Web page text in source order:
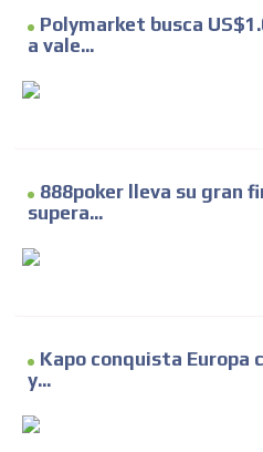
Polymarket busca
a vale...
888poker lleva su gran
supera...
Kapo conquista Europa
y...